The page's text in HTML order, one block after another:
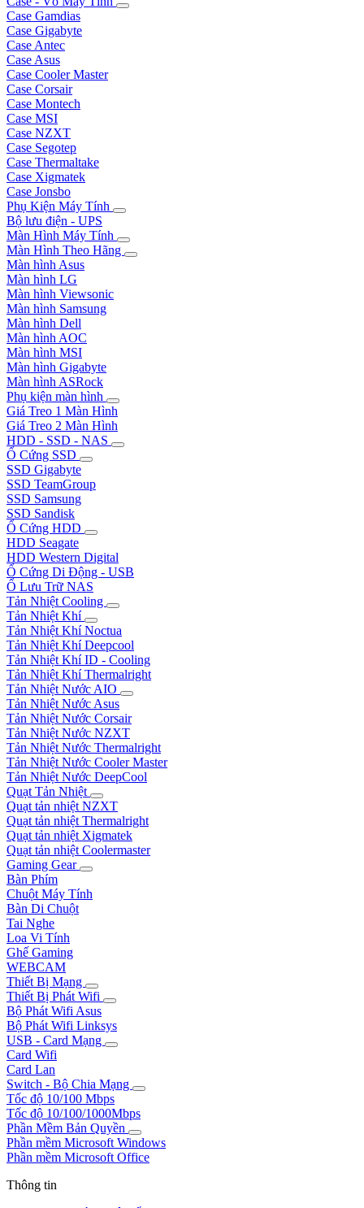
Case Gamdias
Case Gigabyte
Case Antec
Case Asus
Case Cooler Master
Case Corsair
Case Montech
Case MSI
Case NZXT
Case Segotep
Case Thermaltake
Case Xigmatek
Case Jonsbo
Phụ Kiện Máy Tính
Bộ lưu điện - UPS
Màn Hình Máy Tính
Màn Hình Theo Hãng
Màn hình Asus
Màn hình LG
Màn hình Viewsonic
Màn hình Samsung
Màn hình Dell
Màn hình AOC
Màn hình MSI
Màn hình Gigabyte
Màn hình ASRock
Phụ kiện màn hình
Giá Treo 1 Màn Hình
Giá Treo 2 Màn Hình
HDD - SSD - NAS
Ổ Cứng SSD
SSD Gigabyte
SSD TeamGroup
SSD Samsung
SSD Sandisk
Ổ Cứng HDD
HDD Seagate
HDD Western Digital
Ổ Cứng Di Động - USB
Ổ Lưu Trữ NAS
Tản Nhiệt Cooling
Tản Nhiệt Khí
Tản Nhiệt Khí Noctua
Tản Nhiệt Khí Deepcool
Tản Nhiệt Khí ID - Cooling
Tản Nhiệt Khí Thermalright
Tản Nhiệt Nước AIO
Tản Nhiệt Nước Asus
Tản Nhiệt Nước Corsair
Tản Nhiệt Nước NZXT
Tản Nhiệt Nước Thermalright
Tản Nhiệt Nước Cooler Master
Tản Nhiệt Nước DeepCool
Quạt Tản Nhiệt
Quạt tản nhiệt NZXT
Quạt tản nhiệt Thermalright
Quạt tản nhiệt Xigmatek
Quạt tản nhiệt Coolermaster
Gaming Gear
Bàn Phím
Chuột Máy Tính
Bàn Di Chuột
Tai Nghe
Loa Vi Tính
Ghế Gaming
WEBCAM
Thiết Bị Mạng
Thiết Bị Phát Wifi
Bộ Phát Wifi Asus
Bộ Phát Wifi Linksys
USB - Card Mạng
Card Wifi
Card Lan
Switch - Bộ Chia Mạng
Tốc độ 10/100 Mbps
Tốc độ 10/100/1000Mbps
Phần Mềm Bản Quyền
Phần mềm Microsoft Windows
Phần mềm Microsoft Office
Thông tin